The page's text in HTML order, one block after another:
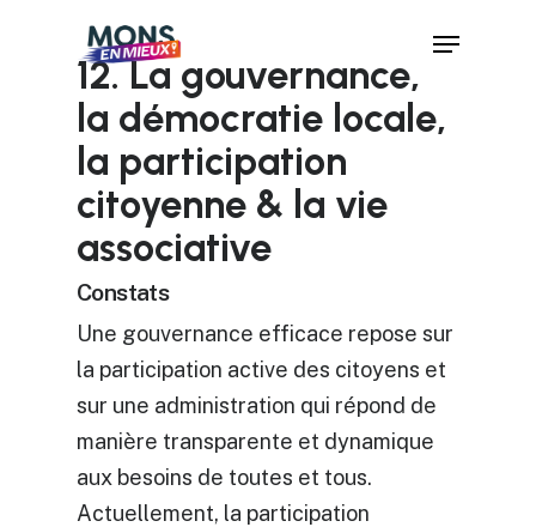
Menu
12. La gouvernance,
la démocratie locale,
la participation
citoyenne & la vie
associative
Constats
Une gouvernance efficace repose sur
la participation active des citoyens et
sur une administration qui répond de
manière transparente et dynamique
aux besoins de toutes et tous.
Actuellement, la participation